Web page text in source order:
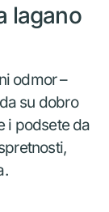
lagano
odmor –
su dobro
i podsete da